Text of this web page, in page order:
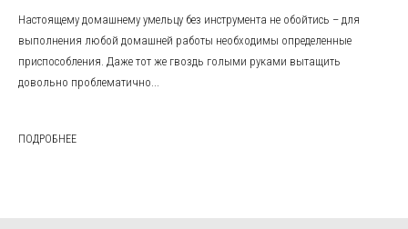
Настоящему домашнему умельцу без инструмента не обойтись – для
выполнения любой домашней работы необходимы определенные
приспособления. Даже тот же гвоздь голыми руками вытащить
довольно проблематично...
ПОДРОБНЕЕ